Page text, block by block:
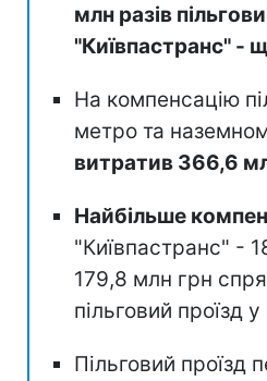
млн разів
"Київпастранс" -
На компенсацію
метро та
витратив 366,6
Найбільше
"Київпастранс" -
179,8 млн грн
пільговий проїзд
Пільговий проїзд